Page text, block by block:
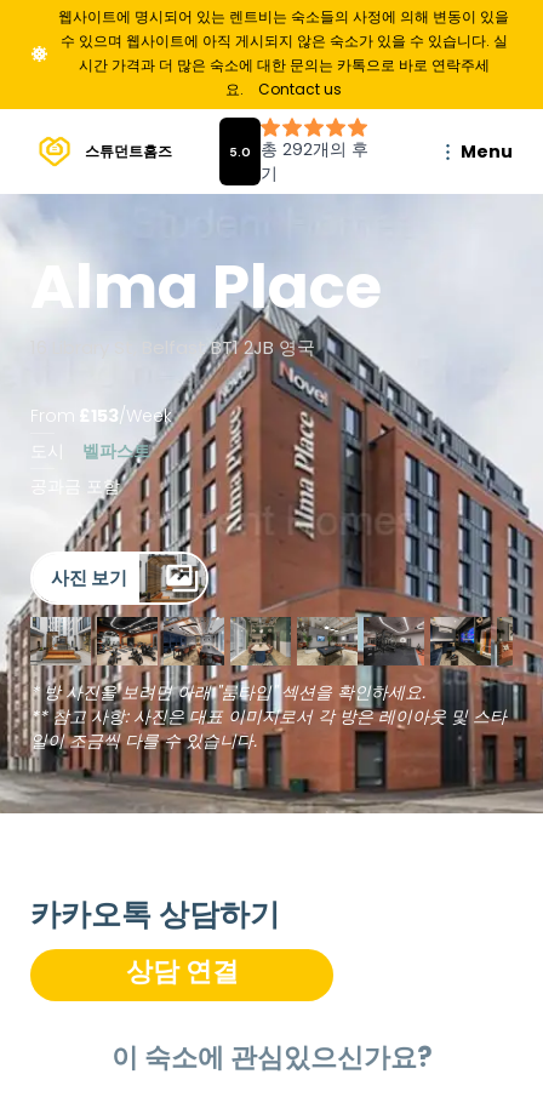
웹사이트에 명시되어 있는 렌트비는 숙소들의 사정에 의해 변동이 있을
수 있으며 웹사이트에 아직 게시되지 않은 숙소가 있을 수 있습니다. 실
시간 가격과 더 많은 숙소에 대한 문의는 카톡으로 바로 연락주세
요.
Contact us
스튜던트홈즈 Menu
Alma Place
16 Library St, Belfast BT1 2JB 영국
From £153/Week
도시
벨파스트
공과금 포함
사진 보기
* 방 사진을 보려면 아래 "룸타입" 섹션을 확인하세요.
** 참고 사항: 사진은 대표 이미지로서 각 방은 레이아웃 및 스타
일이 조금씩 다를 수 있습니다.
카카오톡 상담하기
상담 연결
이 숙소에 관심있으신가요?